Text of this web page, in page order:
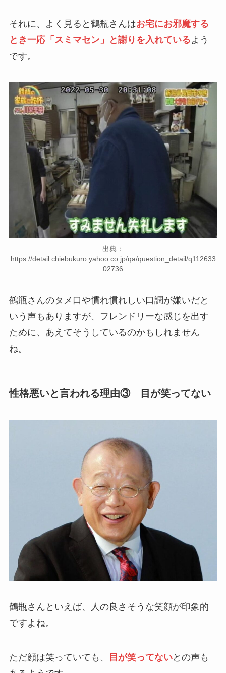
それに、よく見ると鶴瓶さんはお宅にお邪魔する
とき一応「スミマセン」と謝りを入れているよう
です。
出典：
https://detail.chiebukuro.yahoo.co.jp/qa/question_detail/q112633
02736
鶴瓶さんのタメ口や慣れ慣れしい口調が嫌いだと
いう声もありますが、フレンドリーな感じを出す
ために、あえてそうしているのかもしれません
ね。
性格悪いと言われる理由③ 目が笑ってない
鶴瓶さんといえば、人の良さそうな笑顔が印象的
ですよね。
ただ顔は笑っていても、 目が笑ってないとの声も